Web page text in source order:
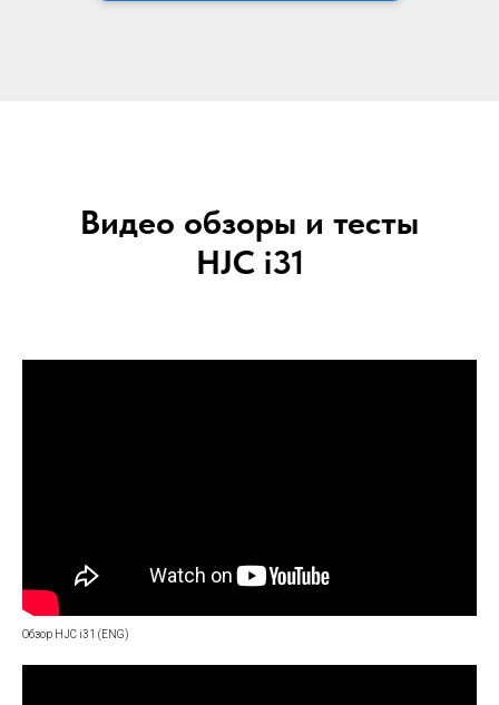
Видео обзоры и тесты
HJC i31
Обзор HJC i31 (ENG)